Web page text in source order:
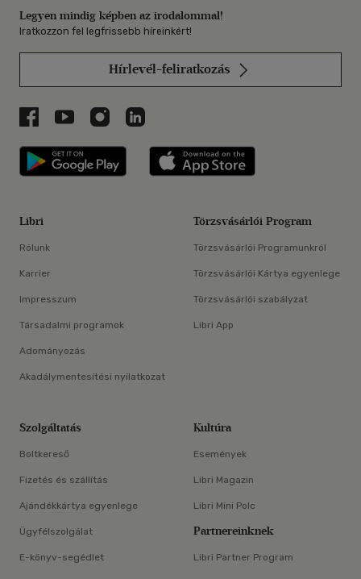
Legyen mindig képben az irodalommal!
Iratkozzon fel legfrissebb híreinkért!
Hírlevél-feliratkozás
Libri a Facebookon
Libri a Youtube-on
Libri az Instagramon
Libri a LinkedInen
Libri applikáció Szerezd meg: Google
Libri
Rólunk
Karrier
Impresszum
Társadalmi programok
Adományozás
Akadálymentesítési nyilatkozat
Törzsvásárlói Program
Törzsvásárlói Programunkról
Törzsvásárlói Kártya egyenlege
Törzsvásárlói szabályzat
Libri App
Szolgáltatás
Boltkereső
Fizetés és szállítás
Ajándékkártya egyenlege
Ügyfélszolgálat
E-könyv-segédlet
Kultúra
Események
Libri Magazin
Libri Mini Polc
Partnereinknek
Libri Partner Program